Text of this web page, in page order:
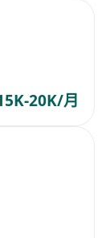
20K/月